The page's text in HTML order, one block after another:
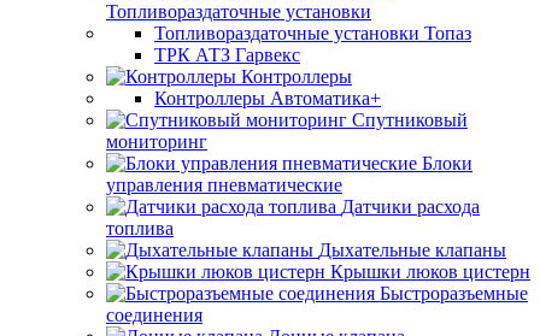
Топливораздаточные установки
Топливораздаточные установки Топаз
ТРК АТЗ Гарвекс
Контроллеры
Контроллеры Автоматика+
Спутниковый
мониторинг
Блоки
управления пневматические
Датчики расхода
топлива
Дыхательные клапаны
Крышки люков цистерн
Быстроразъемные
соединения